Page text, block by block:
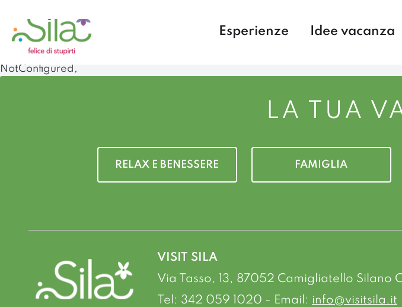
Esperienze Idee vacanza
NotConfigured,
LA TUA
RELAX E BENESSERE FAMIGLIA
VISIT SILA
Via Tasso, 13, 87052 Camigliatello Silano
Tel: 342 059 1020 - Email: info@visitsila.it